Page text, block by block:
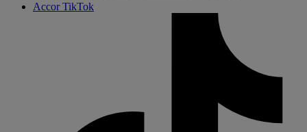
Accor TikTok